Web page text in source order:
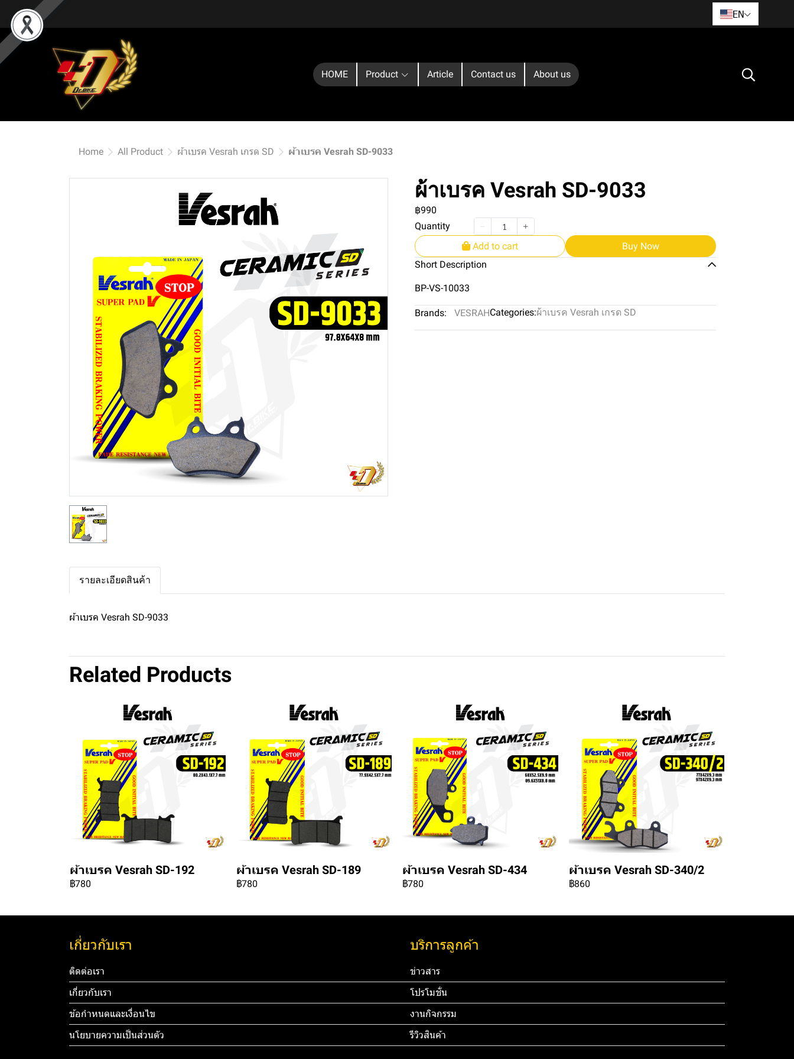
EN
HOME Product Article Contact us About us
Home All Product ผ้าเบรค Vesrah เกรด SD ผ้าเบรค Vesrah SD-9033
ผ้าเบรค Vesrah SD-9033
฿990
Quantity
Add to cart
Buy Now
Short Description
BP-VS-10033
Brands: VESRAHCategories:ผ้าเบรค Vesrah เกรด SD
รายละเอียดสินค้า
ผ้าเบรค Vesrah SD-9033
Related Products
ผ้าเบรค Vesrah SD-192
฿780
ผ้าเบรค Vesrah SD-189
฿780
ผ้าเบรค Vesrah SD-434
฿780
ผ้าเบรค Vesrah SD-340/2
฿860
เกี่ยวกับเรา
ติดต่อเรา
เกี่ยวกับเรา
ข้อกำหนดและเงื่อนไข
นโยบายความเป็นส่วนตัว
บริการลูกค้า
ข่าวสาร
โปรโมชั่น
งานกิจกรรม
รีวิวสินค้า